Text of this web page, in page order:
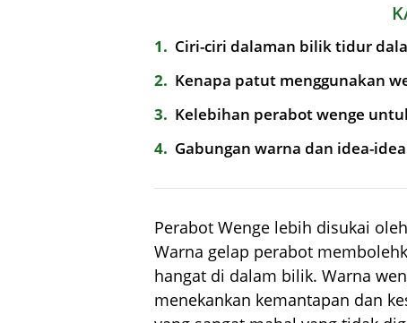
1
Ciri-ciri dalaman bilik tidur
2
Kenapa patut menggunakan
3
Kelebihan perabot wenge
4
Gabungan warna dan idea-
Perabot Wenge lebih disukai
Warna gelap perabot
hangat di dalam bilik. Warna
menekankan kemantapan dan